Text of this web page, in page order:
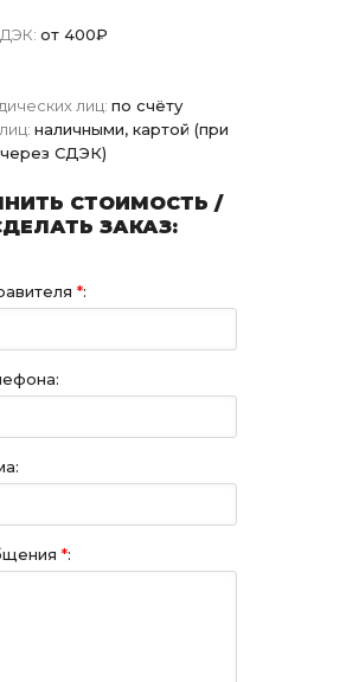
от 400₽
лиц: по счёту
наличными, картой (при
СДЭК)
СТОИМОСТЬ /
ЗАКАЗ:
*:
*: